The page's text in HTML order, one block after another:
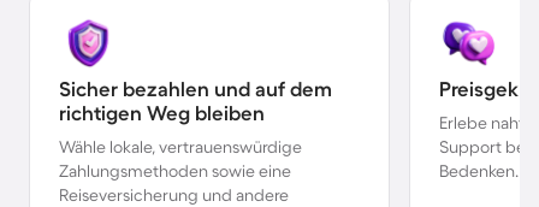
Sicher bezahlen und auf dem
richtigen Weg bleiben
Wähle lokale, vertrauenswürdige
Zahlungsmethoden sowie eine
Reiseversicherung und andere
Erlebe
Support bei
Bedenken.